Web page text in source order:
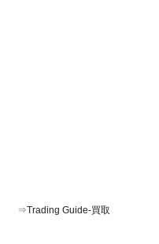
⇒Trading Guide-買取